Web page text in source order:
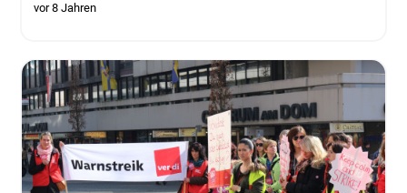
vor 8 Jahren